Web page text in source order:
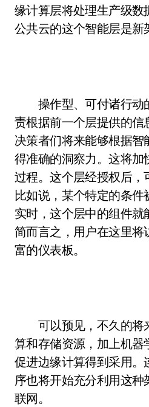
缘计算层将处理生产级数
公共云的这个智能层是新
操作型、可付诸行动
责根据前一个层提供的信
决策者们将来能够根据
得准确的洞察力。这将加
过程。这个层经授权后，
比如说，某个特定的条
实时，这个层中的组件就
简而言之，用户在这里将
富的仪表板。
可以预见，不久的将
算和存储资源，加上机器
促进边缘计算得到采用。
序也将开始充分利用这
联网。